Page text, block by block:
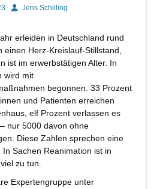
AutorJens Schilling
erleiden in Deutschland rund
einen Herz-Kreislauf-Stillstand,
ist im erwerbstätigen Alter. In
wird mit
begonnen. 33 Prozent
und Patienten erreichen
elf Prozent verlassen es
nur 5000 davon ohne
Diese Zahlen sprechen eine
Sachen Reanimation ist in
zu tun.
Expertengruppe unter